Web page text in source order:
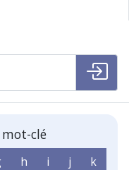
mot-clé
h i j
k